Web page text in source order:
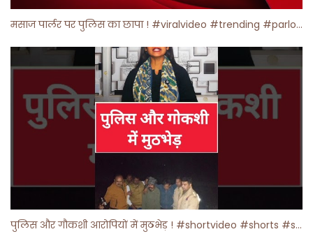
मसाज पार्लर पर पुलिस का छापा ! #viralvideo #trending #parlour
पुलिस और गौकशी आरोपियों में मुठभेड़ ! #shortvideo #shorts #shortsfeed